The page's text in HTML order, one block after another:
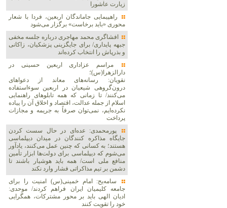
زیارت عاشورا
راهپیمایی جاماندگان اربعین، فردا با شعار
محوری «باید برخاست» برگزار می‌شود
افشاگری محمد مهاجری درباره جلسه مخفی
جبهه پایداری/ برای جایگزینی پزشکیان، زاکانی
و بذرپاش را انتخاب کرده‌اند
مراسم عزاداری اربعین حسینی در
دارالزهرا(س)؛
نقویان: رسانه‌های معاند از دعواهای
درون‌گروهی شیعیان در اربعین سوءاستفاده
می‌کنند/ تا زمانی که همه تابلوهای راهنمایی
اسلام از جمله عدالت، اقتصاد و اخلاق آن را پیاده
نکرده‌ایم، نمی‌توان صرفاً به جریمه و مجازات
پرداخت
پورمحمدی: عده‌ای در حال سست کردن
جایگاه مذاکره کنندگان در میدان دیپلماسی
هستند؛ به کسانی که چنین عمل می‌کنند، یادآور
می‌شوم که دیپلماسی برای دولت‌ها ابزار تأمین
منافع ملی است/ همه باید هوشیار باشند تا
دشمن بر تیم مذاکراتی فشار وارد نکند
سامه‌یح: امام خمینی(س) امنیت را برای
جامعه کلیمیان ایران فراهم کردند/ موحدی:
ادیان الهی باید بر محور مشترکات، همگرایی
خود را تقویت کنند